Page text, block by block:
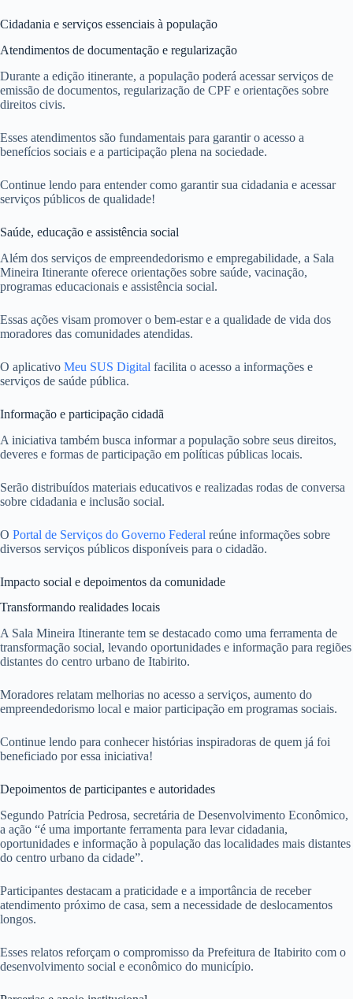
Cidadania e serviços essenciais à população
Atendimentos de documentação e regularização
Durante a edição itinerante, a população poderá acessar serviços de
emissão de documentos, regularização de CPF e orientações sobre
direitos civis.
Esses atendimentos são fundamentais para garantir o acesso a
benefícios sociais e a participação plena na sociedade.
Continue lendo para entender como garantir sua cidadania e acessar
serviços públicos de qualidade!
Saúde, educação e assistência social
Além dos serviços de empreendedorismo e empregabilidade, a Sala
Mineira Itinerante oferece orientações sobre saúde, vacinação,
programas educacionais e assistência social.
Essas ações visam promover o bem-estar e a qualidade de vida dos
moradores das comunidades atendidas.
O aplicativo Meu SUS Digital facilita o acesso a informações e
serviços de saúde pública.
Informação e participação cidadã
A iniciativa também busca informar a população sobre seus direitos,
deveres e formas de participação em políticas públicas locais.
Serão distribuídos materiais educativos e realizadas rodas de conversa
sobre cidadania e inclusão social.
O Portal de Serviços do Governo Federal reúne informações sobre
diversos serviços públicos disponíveis para o cidadão.
Impacto social e depoimentos da comunidade
Transformando realidades locais
A Sala Mineira Itinerante tem se destacado como uma ferramenta de
transformação social, levando oportunidades e informação para regiões
distantes do centro urbano de Itabirito.
Moradores relatam melhorias no acesso a serviços, aumento do
empreendedorismo local e maior participação em programas sociais.
Continue lendo para conhecer histórias inspiradoras de quem já foi
beneficiado por essa iniciativa!
Depoimentos de participantes e autoridades
Segundo Patrícia Pedrosa, secretária de Desenvolvimento Econômico,
a ação “é uma importante ferramenta para levar cidadania,
oportunidades e informação à população das localidades mais distantes
do centro urbano da cidade”.
Participantes destacam a praticidade e a importância de receber
atendimento próximo de casa, sem a necessidade de deslocamentos
longos.
Esses relatos reforçam o compromisso da Prefeitura de Itabirito com o
desenvolvimento social e econômico do município.